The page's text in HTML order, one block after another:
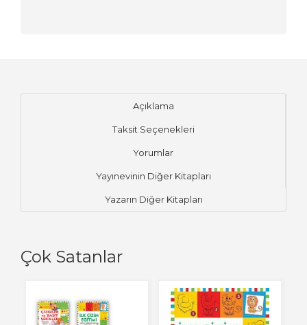
Açıklama
Taksit Seçenekleri
Yorumlar
Yayınevinin Diğer Kitapları
Yazarın Diğer Kitapları
Çok Satanlar